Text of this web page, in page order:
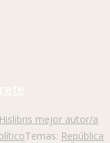
mejor autor/a
Temas: República